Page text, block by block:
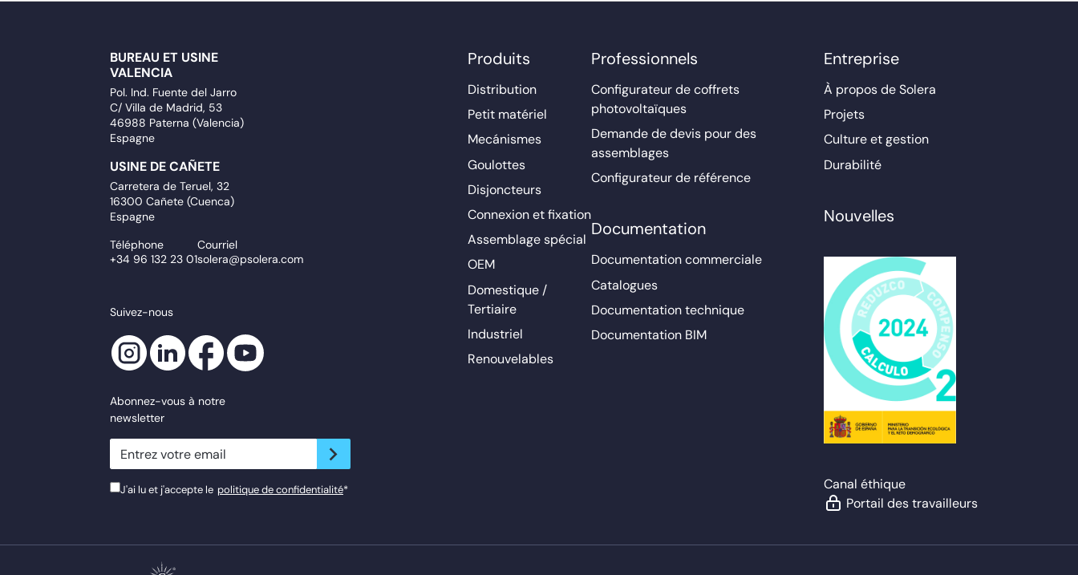
BUREAU ET USINE
VALENCIA
Pol. Ind. Fuente del Jarro
C/ Villa de Madrid, 53
46988 Paterna (Valencia)
Espagne
USINE DE CAÑETE
Carretera de Teruel, 32
16300 Cañete (Cuenca)
Espagne
Téléphone
+34 96 132 23 01
Courriel
solera@psolera.com
Suivez-nous
Abonnez-vous à notre
newsletter
newsletter.suscribe
J'ai lu et j'accepte le politique de confidentialité*
Produits
Distribution
Petit matériel
Mecánismes
Goulottes
Disjoncteurs
Connexion et fixation
Assemblage spécial
OEM
Domestique /
Tertiaire
Industriel
Renouvelables
Professionnels
Configurateur de coffrets
photovoltaïques
Demande de devis pour des
assemblages
Configurateur de référence
Documentation
Documentation commerciale
Catalogues
Documentation technique
Documentation BIM
Entreprise
À propos de Solera
Projets
Culture et gestion
Durabilité
Nouvelles
Canal éthique
Portail des travailleurs